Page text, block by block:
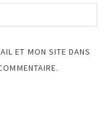
ET MON SITE DANS